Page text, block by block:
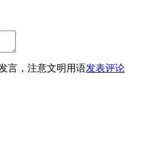
言，注意文明用语发表评论